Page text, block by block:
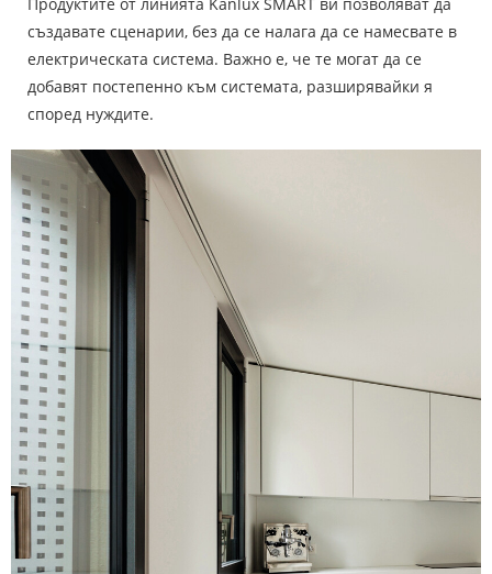
създавате сценарии, без да се налага да се намесвате в
електрическата система. Важно е, че те могат да се
добавят постепенно към системата, разширявайки я
според нуждите.